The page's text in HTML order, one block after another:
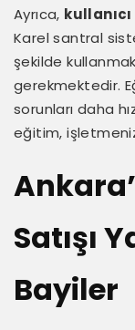
Ayrıca,
Karel santral
şekilde
gerekmektedir.
sorunları daha
eğitim,
Satışı
Bayiler